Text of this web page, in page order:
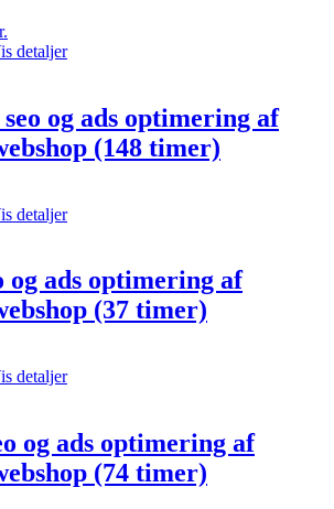
detaljer
seo og ads optimering af
(148 timer)
detaljer
og ads optimering af
(37 timer)
detaljer
og ads optimering af
(74 timer)